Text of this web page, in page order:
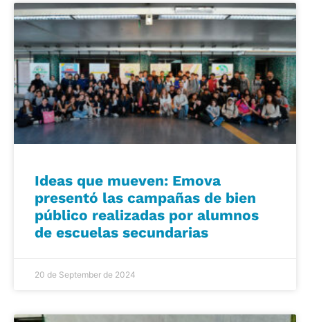
Ideas que mueven: Emova
presentó las campañas de bien
público realizadas por alumnos
de escuelas secundarias
20 de September de 2024